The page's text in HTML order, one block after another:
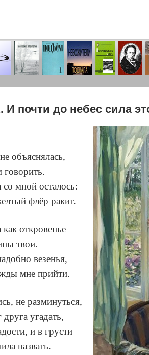
почти до небес сила
объяснялась,
говорить.
со мной осталось:
флёр ракит.
как откровенье –
твои.
везенья,
мне прийти.
не разминуться,
угадать,
и в грусти
назвать.